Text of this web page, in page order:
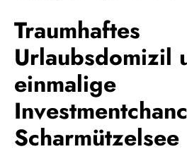
Traumhaftes
Urlaubsdomizil
einmalige
Scharmützelsee